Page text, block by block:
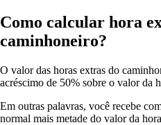
Como calcular hora
caminhoneiro?
O valor das horas extras do
acréscimo de 50% sobre o valor da
Em outras palavras, você recebe
normal mais metade do valor da